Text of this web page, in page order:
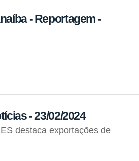
- Reportagem -
- 23/02/2024
destaca exportações de